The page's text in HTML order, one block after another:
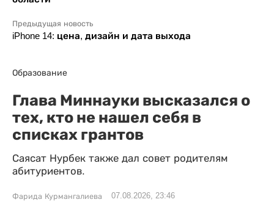
Предыдущая новость
iPhone 14: цена, дизайн и дата выхода
Образование
Глава Миннауки высказался о
тех, кто не нашел себя в
списках грантов
Саясат Нурбек также дал совет родителям
абитуриентов.
Фарида Курмангалиева 07.08.2026, 23:46